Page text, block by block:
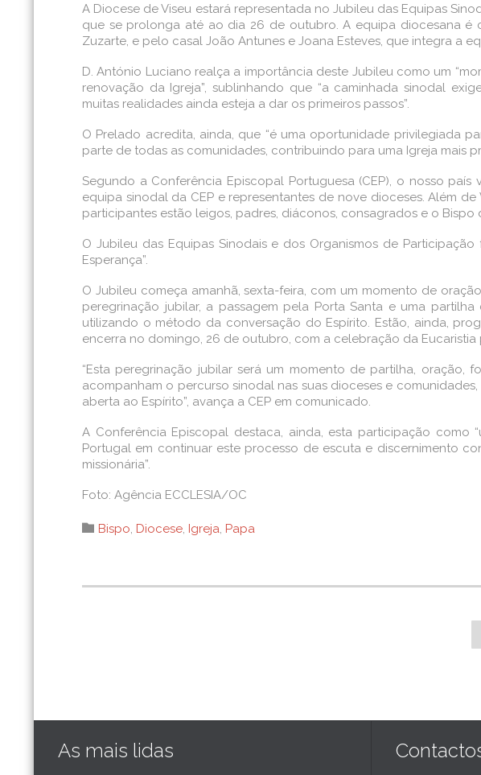
A Diocese de Viseu estará representada no Jubileu das Equipas
que se prolonga até ao dia 26 de outubro. A equipa diocesana é
Zuzarte, e pelo casal João Antunes e Joana Esteves, que integra a
D. António Luciano realça a importância deste Jubileu como um
renovação da Igreja”, sublinhando que “a caminhada sinodal
muitas realidades ainda esteja a dar os primeiros passos”.
O Prelado acredita, ainda, que “é uma oportunidade privilegiada
parte de todas as comunidades, contribuindo para uma Igreja mais
Segundo a Conferência Episcopal Portuguesa (CEP), o nosso
equipa sinodal da CEP e representantes de nove dioceses. Além de
participantes estão leigos, padres, diáconos, consagrados e o Bispo
O Jubileu das Equipas Sinodais e dos Organismos de
Esperança”.
O Jubileu começa amanhã, sexta-feira, com um momento de
peregrinação jubilar, a passagem pela Porta Santa e uma
utilizando o método da conversação do Espírito. Estão, ainda,
encerra no domingo, 26 de outubro, com a celebração da Eucaristia
“Esta peregrinação jubilar será um momento de partilha,
acompanham o percurso sinodal nas suas dioceses e
aberta ao Espírito”, avança a CEP em comunicado.
A Conferência Episcopal destaca, ainda, esta participação como
Portugal em continuar este processo de escuta e discernimento
missionária”.
Foto: Agência ECCLESIA/OC
 Category
Bispo, Diocese, Igreja, Papa
As mais lidas